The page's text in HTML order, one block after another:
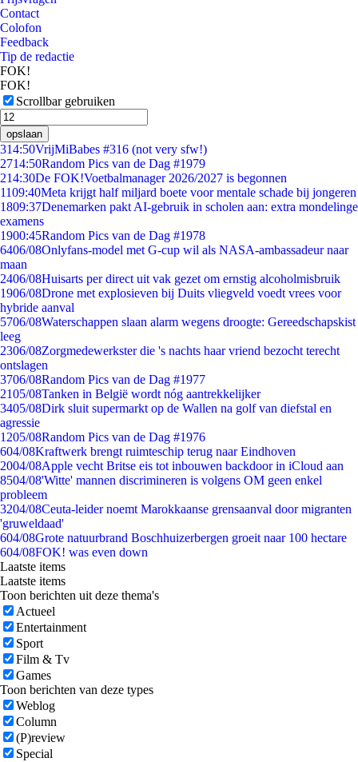
Contact
Colofon
Feedback
Tip de redactie
FOK!
FOK!
Scrollbar gebruiken
opslaan
314:50VrijMiBabes #316 (not very sfw!)
2714:50Random Pics van de Dag #1979
214:30De FOK!Voetbalmanager 2026/2027 is begonnen
1109:40Meta krijgt half miljard boete voor mentale schade bij jongeren
1809:37Denemarken pakt AI-gebruik in scholen aan: extra mondelinge
examens
1900:45Random Pics van de Dag #1978
6406/08Onlyfans-model met G-cup wil als NASA-ambassadeur naar
maan
2406/08Huisarts per direct uit vak gezet om ernstig alcoholmisbruik
1906/08Drone met explosieven bij Duits vliegveld voedt vrees voor
hybride aanval
5706/08Waterschappen slaan alarm wegens droogte: Gereedschapskist
leeg
2306/08Zorgmedewerkster die 's nachts haar vriend bezocht terecht
ontslagen
3706/08Random Pics van de Dag #1977
2105/08Tanken in België wordt nóg aantrekkelijker
3405/08Dirk sluit supermarkt op de Wallen na golf van diefstal en
agressie
1205/08Random Pics van de Dag #1976
604/08Kraftwerk brengt ruimteschip terug naar Eindhoven
2004/08Apple vecht Britse eis tot inbouwen backdoor in iCloud aan
8504/08'Witte' mannen discrimineren is volgens OM geen enkel
probleem
3204/08Ceuta-leider noemt Marokkaanse grensaanval door migranten
'gruweldaad'
604/08Grote natuurbrand Boschhuizerbergen groeit naar 100 hectare
604/08FOK! was even down
Laatste items
Laatste items
Toon berichten uit deze thema's
Actueel
Entertainment
Sport
Film & Tv
Games
Toon berichten van deze types
Weblog
Column
(P)review
Special